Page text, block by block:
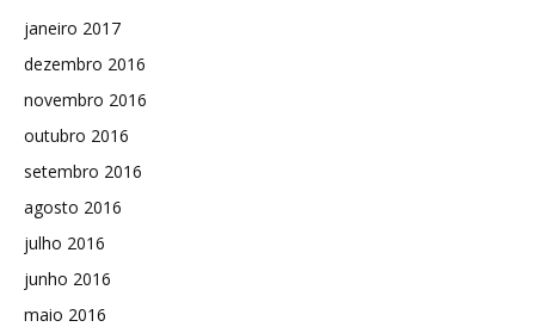
janeiro 2017
dezembro 2016
novembro 2016
outubro 2016
setembro 2016
agosto 2016
julho 2016
junho 2016
maio 2016